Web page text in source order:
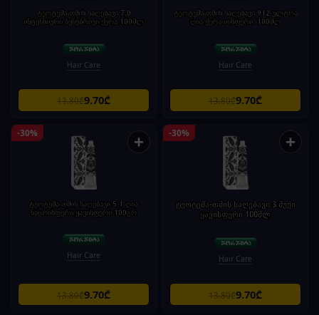
ტეოტემა-თმის საღებავი 7,0
ინტენსიური ბუნებრივი ქერა.100მლ
Hair Care
13.80₾9.70₾
ტეოტემა-თმის საღებავი 912 ულტრა
ღია ქერა იისფერი. 100მლ
Hair Care
13.80₾9.70₾
-30% +
ტეოტემა-თმის საღებავი 5.1 ღია
ნაცრისფერი ყავისფერი 100გრ
Hair Care
13.80₾9.70₾
-30% +
ტეოტემა-თმის საღებავი 3 მუქი
ყავისფერი 100მლ
Hair Care
13.80₾9.70₾